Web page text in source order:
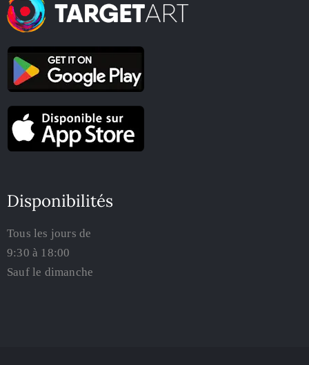
Disponibilités
Tous les jours de
9:30 à 18:00
Sauf le dimanche